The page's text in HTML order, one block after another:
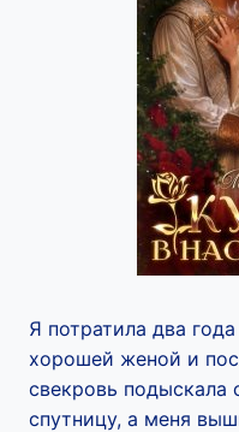
Я потратила два
хорошей женой и
свекровь
спутницу, а меня